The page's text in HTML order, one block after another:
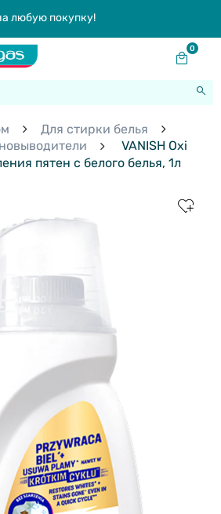
любую покупку!
0
Для стирки белья
VANISH Oxi
пятен с белого белья, 1л